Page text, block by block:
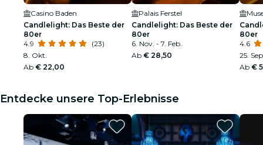
Casino Baden
Candlelight: Das Beste der
80er
4.9
(23)
8. Okt.
Ab € 22,00
Palais Ferstel
Candlelight: Das Beste der
80er
6. Nov. - 7. Feb.
Ab € 28,50
80er
4.6
25.
Ab €
Entdecke unsere Top-Erlebnisse